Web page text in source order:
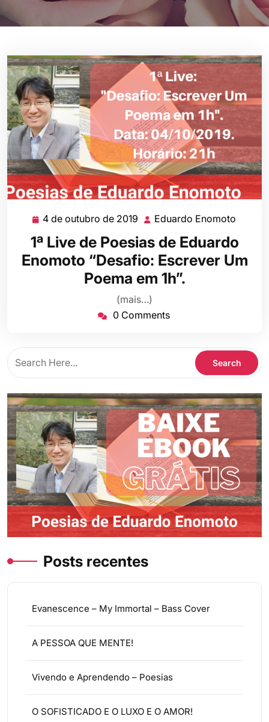
4 de outubro de 2019 4
outubro
de
2019
Eduardo Enomoto
1ª Live de Poesias de Eduardo
Enomoto “Desafio: Escrever Um
Poema em 1h”.
(mais…)
0 Comments
Posts recentes
Evanescence – My Immortal – Bass Cover
A PESSOA QUE MENTE!
Vivendo e Aprendendo – Poesias
O SOFISTICADO E O LUXO E O AMOR!